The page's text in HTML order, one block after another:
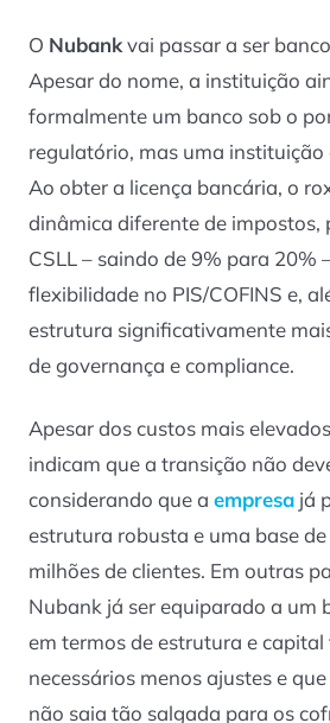
O Nubankvai passar a ser
Apesar do nome, a instituição
formalmente um banco sob o
regulatório, mas uma instituição
Ao obter a licença bancária, o
dinâmica diferente de impostos,
CSLL – saindo de 9% para 20%
flexibilidade no PIS/COFINS e,
estrutura significativamente
de governança ecompliance.
Apesar dos custos mais
indicam que a transição não
considerando que a empresa já
estrutura robusta e uma base
milhões de clientes. Em outras
Nubank já ser equiparado a um
em termos de estrutura e
necessários menos ajustes e
não saia tão salgada para os